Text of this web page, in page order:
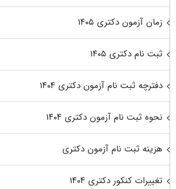
زمان آزمون دکتری ۱۴۰۵
ثبت نام دکتری ۱۴۰۵
دفترچه ثبت نام آزمون دکتری ۱۴۰۴
نحوه ثبت نام آزمون دکتری ۱۴۰۴
هزینه ثبت نام آزمون دکتری
تغییرات کنکور دکتری ۱۴۰۴